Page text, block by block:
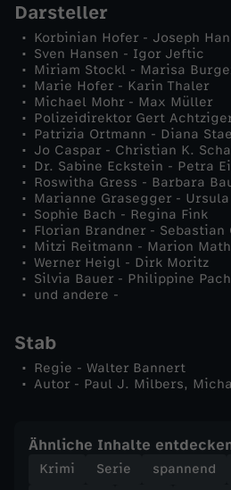
m
e
r
Darsteller
Korbinian Hofer - Joseph
Sven Hansen - Igor Jeftic
Miriam Stockl - Marisa
Marie Hofer - Karin Thaler
Michael Mohr - Max Müller
Polizeidirektor Gert
Patrizia Ortmann - Diana
Jo Caspar - Christian K.
Dr. Sabine Eckstein - Petra
Roswitha Gress - Barbara
Marianne Grasegger -
Sophie Bach - Regina Fink
Florian Brandner - Sebastian
Mitzi Reitmann - Marion
Werner Heigl - Dirk Moritz
Silvia Bauer - Philippine
und andere -
Stab
Regie - Walter Bannert
Autor - Paul J. Milbers,
Ähnliche Inhalte
Krimi Serie spannend